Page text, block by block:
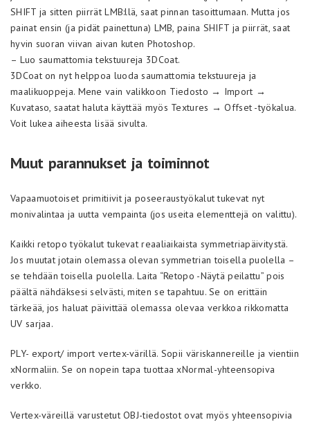
SHIFT ja sitten piirrät LMB:llä, saat pinnan tasoittumaan. Mutta jos
painat ensin (ja pidät painettuna) LMB, paina SHIFT ja piirrät, saat
hyvin suoran viivan aivan kuten Photoshop.
– Luo saumattomia tekstuureja 3DCoat.
3DCoat on nyt helppoa luoda saumattomia tekstuureja ja
maalikuoppeja. Mene vain valikkoon Tiedosto → Import →
Kuvataso, saatat haluta käyttää myös Textures → Offset -työkalua.
Voit lukea aiheesta lisää sivulta.
Muut parannukset ja toiminnot
Vapaamuotoiset primitiivit ja poseeraustyökalut tukevat nyt
monivalintaa ja uutta vempainta (jos useita elementtejä on valittu).
Kaikki retopo työkalut tukevat reaaliaikaista symmetriapäivitystä.
Jos muutat jotain olemassa olevan symmetrian toisella puolella –
se tehdään toisella puolella. Laita “Retopo -Näytä peilattu” pois
päältä nähdäksesi selvästi, miten se tapahtuu. Se on erittäin
tärkeää, jos haluat päivittää olemassa olevaa verkkoa rikkomatta
UV sarjaa.
PLY- export/ import vertex-värillä. Sopii väriskannereille ja vientiin
xNormaliin. Se on nopein tapa tuottaa xNormal-yhteensopiva
verkko.
Vertex-väreillä varustetut OBJ-tiedostot ovat myös yhteensopivia